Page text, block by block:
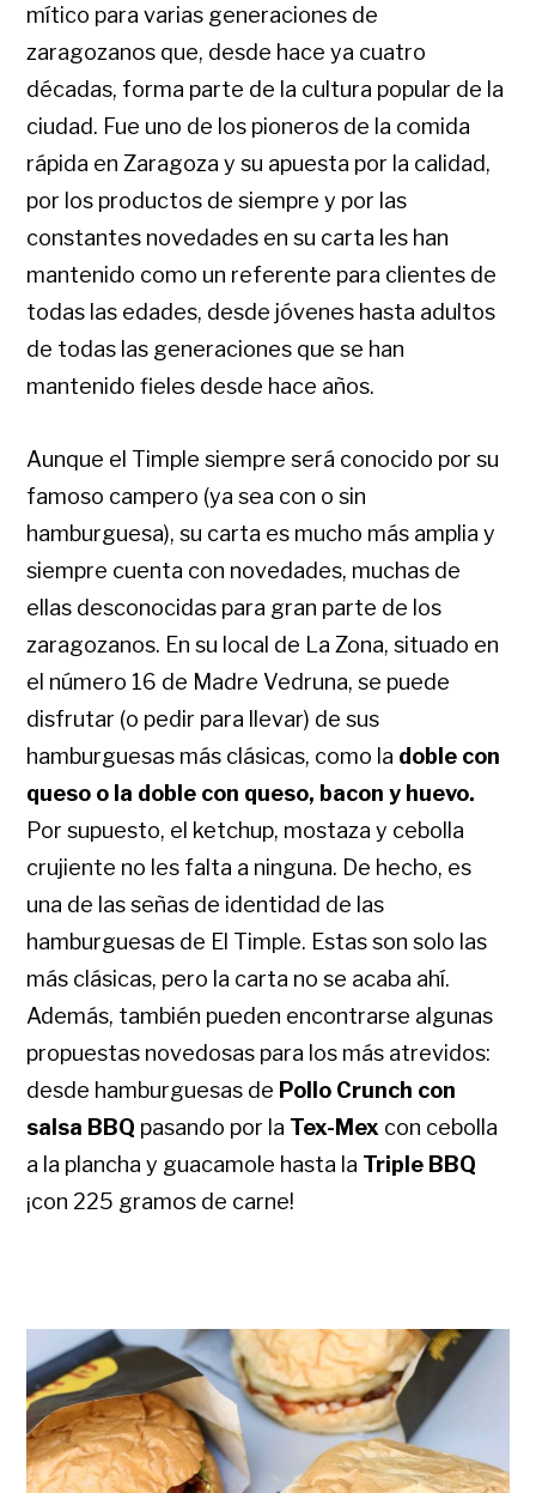
mítico para varias generaciones de
zaragozanos que, desde hace ya cuatro
décadas, forma parte de la cultura popular de la
ciudad. Fue uno de los pioneros de la comida
rápida en Zaragoza y su apuesta por la calidad,
por los productos de siempre y por las
constantes novedades en su carta les han
mantenido como un referente para clientes de
todas las edades, desde jóvenes hasta adultos
de todas las generaciones que se han
mantenido fieles desde hace años.
Aunque el Timple siempre será conocido por su
famoso campero (ya sea con o sin
hamburguesa), su carta es mucho más amplia y
siempre cuenta con novedades, muchas de
ellas desconocidas para gran parte de los
zaragozanos. En su local de La Zona, situado en
el número 16 de Madre Vedruna, se puede
disfrutar (o pedir para llevar) de sus
hamburguesas más clásicas, como la doble con
queso o la doble con queso, bacon y huevo.
Por supuesto, el ketchup, mostaza y cebolla
crujiente no les falta a ninguna. De hecho, es
una de las señas de identidad de las
hamburguesas de El Timple. Estas son solo las
más clásicas, pero la carta no se acaba ahí.
Además, también pueden encontrarse algunas
propuestas novedosas para los más atrevidos:
desde hamburguesas de Pollo Crunch con
salsa BBQ pasando por la Tex-Mex con cebolla
a la plancha y guacamole hasta la Triple BBQ
¡con 225 gramos de carne!